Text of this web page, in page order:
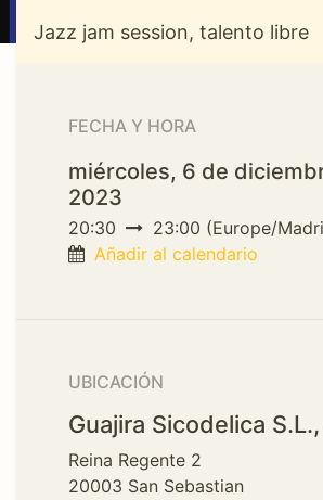
Jazz jam session, talento libre
FECHA Y HORA
miércoles, 6 de
2023
20:30 23:00 (Europe/
Añadir al calendario
UBICACIÓN
Guajira Sicodelica
Reina Regente 2
20003 San Sebastian